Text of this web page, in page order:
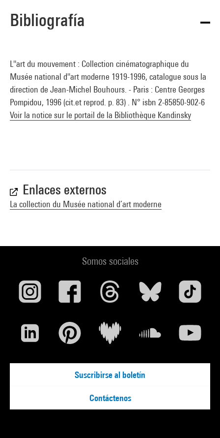
Bibliografía
L''art du mouvement : Collection cinématographique du
Musée national d''art moderne 1919-1996, catalogue sous la
direction de Jean-Michel Bouhours. - Paris : Centre Georges
Pompidou, 1996 (cit.et reprod. p. 83) . N° isbn 2-85850-902-6
Voir la notice sur le portail de la Bibliothèque Kandinsky
Enlaces externos
La collection du Musée national d’art moderne
Somos sociales
Suscribirse al boletín
Contáctenos